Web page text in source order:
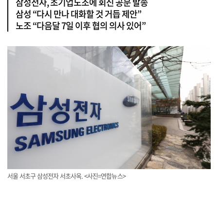
삼성 “다시 만나 대화할 것 거듭 제안”
노조 “다음달 7일 이후 협의 의사 있어”
서울 서초구 삼성전자 서초사옥. <사진=연합뉴스>